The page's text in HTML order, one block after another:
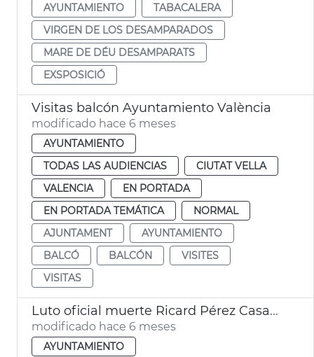
AYUNTAMIENTO
TABACALERA
VIRGEN DE LOS DESAMPARADOS
MARE DE DÉU DESAMPARATS
EXSPOSICIÓ
Visitas balcón Ayuntamiento València
modificado hace 6 meses
AYUNTAMIENTO
TODAS LAS AUDIENCIAS
CIUTAT VELLA
VALENCIA
EN PORTADA
EN PORTADA TEMÁTICA
NORMAL
AJUNTAMENT
AYUNTAMIENTO
BALCÓ
BALCÓN
VISITES
VISITAS
Luto oficial muerte Ricard Pérez Casado, exalcalde de València
modificado hace 6 meses
AYUNTAMIENTO